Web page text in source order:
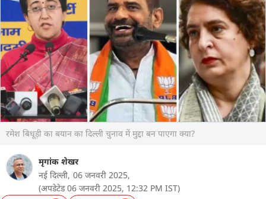
रमेश बिधूड़ी का बयान का दिल्ली चुनाव में मुद्दा बन पाएगा क्या?
मृगांक शेखर
नई दिल्ली, 06 जनवरी 2025,
(अपडेटेड 06 जनवरी 2025, 12:32 PM IST)